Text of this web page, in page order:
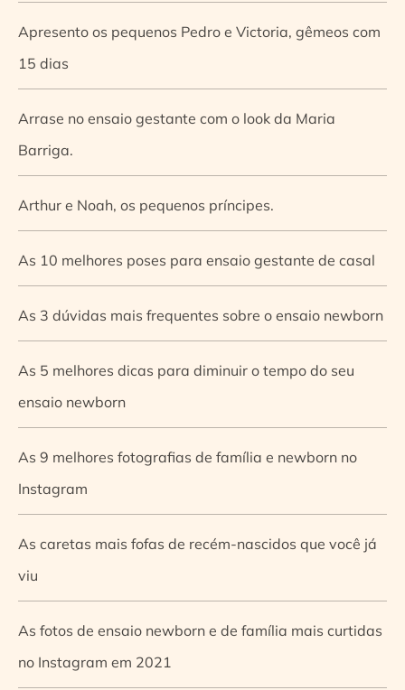
Apresento os pequenos Pedro e Victoria, gêmeos com
15 dias
Arrase no ensaio gestante com o look da Maria
Barriga.
Arthur e Noah, os pequenos príncipes.
As 10 melhores poses para ensaio gestante de casal
As 3 dúvidas mais frequentes sobre o ensaio newborn
As 5 melhores dicas para diminuir o tempo do seu
ensaio newborn
As 9 melhores fotografias de família e newborn no
Instagram
As caretas mais fofas de recém-nascidos que você já
viu
As fotos de ensaio newborn e de família mais curtidas
no Instagram em 2021